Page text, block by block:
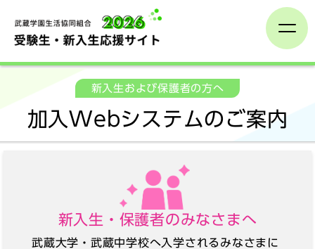
新入生および保護者の方へ
新入生および保護者の方へ
加入Webシステムのご案内
新入生・保護者のみなさまへ
武蔵大学・武蔵中学校へ入学されるみなさまに